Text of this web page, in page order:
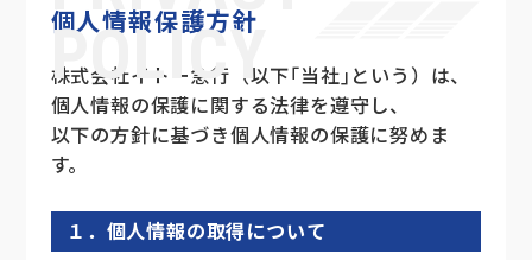
個人情報保護方針
POLICY
株式会社イトー急行（以下｢当社｣という）は、
個人情報の保護に関する法律を遵守し、
以下の方針に基づき個人情報の保護に努めま
す。
１．個人情報の取得について